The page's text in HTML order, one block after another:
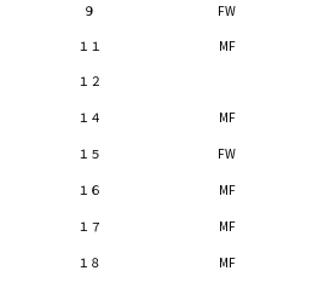
９
FW
１１
MF
１２
１４
MF
１５
FW
１６
MF
１７
MF
１８
MF